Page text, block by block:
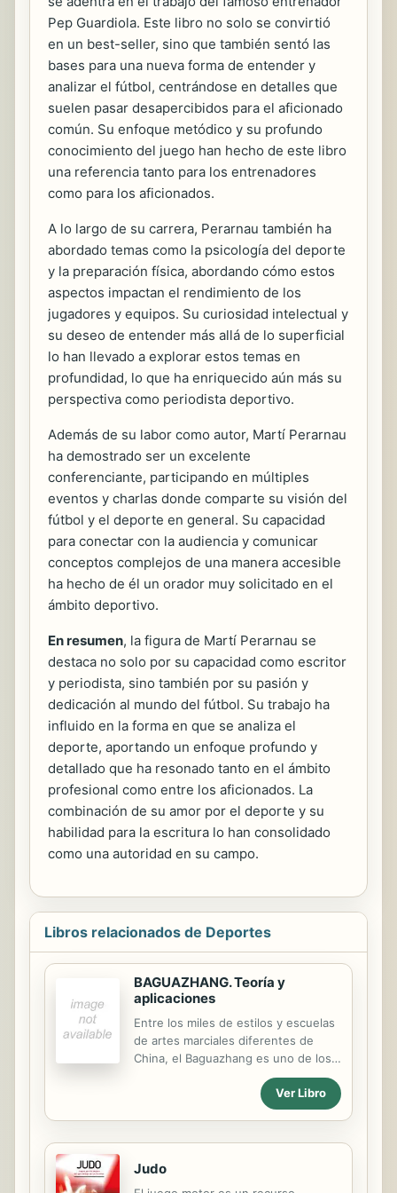
Pep Guardiola. Este libro no solo se convirtió
en un best-seller, sino que también sentó las
bases para una nueva forma de entender y
analizar el fútbol, centrándose en detalles que
suelen pasar desapercibidos para el aficionado
común. Su enfoque metódico y su profundo
conocimiento del juego han hecho de este libro
una referencia tanto para los entrenadores
como para los aficionados.
A lo largo de su carrera, Perarnau también ha
abordado temas como la psicología del deporte
y la preparación física, abordando cómo estos
aspectos impactan el rendimiento de los
jugadores y equipos. Su curiosidad intelectual y
su deseo de entender más allá de lo superficial
lo han llevado a explorar estos temas en
profundidad, lo que ha enriquecido aún más su
perspectiva como periodista deportivo.
Además de su labor como autor, Martí Perarnau
ha demostrado ser un excelente
conferenciante, participando en múltiples
eventos y charlas donde comparte su visión del
fútbol y el deporte en general. Su capacidad
para conectar con la audiencia y comunicar
conceptos complejos de una manera accesible
ha hecho de él un orador muy solicitado en el
ámbito deportivo.
En resumen, la figura de Martí Perarnau se
destaca no solo por su capacidad como escritor
y periodista, sino también por su pasión y
dedicación al mundo del fútbol. Su trabajo ha
influido en la forma en que se analiza el
deporte, aportando un enfoque profundo y
detallado que ha resonado tanto en el ámbito
profesional como entre los aficionados. La
combinación de su amor por el deporte y su
habilidad para la escritura lo han consolidado
como una autoridad en su campo.
Libros relacionados de Deportes
BAGUAZHANG. Teoría y
aplicaciones
Entre los miles de estilos y escuelas
de artes marciales diferentes de
China, el Baguazhang es uno de los
más conocidos. Se caracteriza por
combinar maniobras con las palmas
de las manos y técnicas al andar,
para caminar y girar, uniendo cada
paso al siguiente. Este libro es una
Ver Libro
Judo